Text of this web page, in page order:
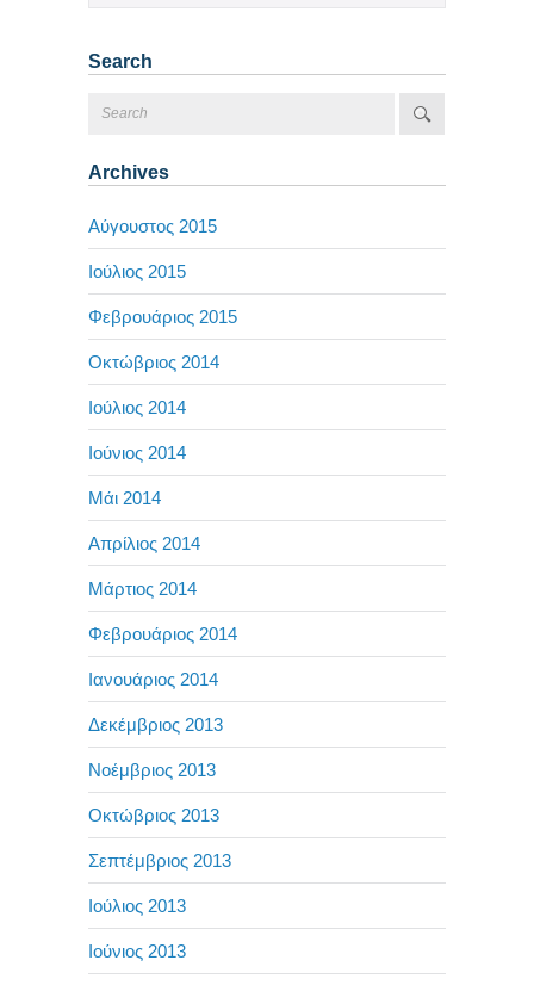
Search
Archives
Αύγουστος 2015
Ιούλιος 2015
Φεβρουάριος 2015
Οκτώβριος 2014
Ιούλιος 2014
Ιούνιος 2014
Μάι 2014
Απρίλιος 2014
Μάρτιος 2014
Φεβρουάριος 2014
Ιανουάριος 2014
Δεκέμβριος 2013
Νοέμβριος 2013
Οκτώβριος 2013
Σεπτέμβριος 2013
Ιούλιος 2013
Ιούνιος 2013